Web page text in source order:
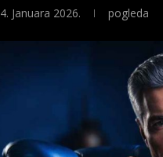
4. Januara 2026. pogleda